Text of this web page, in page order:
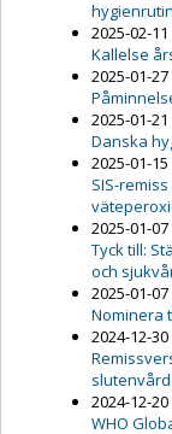
2025-02-11
Kallelse
2025-01-27
2025-01-21
Danska
2025-01-15
SIS-
2025-01-07
Tyck till:
och
2025-01-07
Nominera
2024-12-30
slutenvård
2024-12-20
WHO